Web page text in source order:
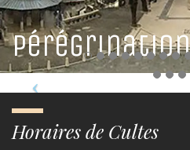
Pérégrination
Horaires de Cultes